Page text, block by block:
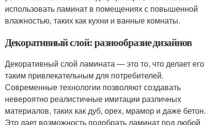
использовать ламинат в помещениях с повышенной
влажностью, таких как кухни и ванные комнаты.
Декоративный слой: разнообразие дизайнов
Декоративный слой ламината — это то, что делает его
таким привлекательным для потребителей.
Современные технологии позволяют создавать
невероятно реалистичные имитации различных
материалов, таких как дуб, орех, мрамор и даже бетон.
Это дает возможность подобрать ламинат под любой